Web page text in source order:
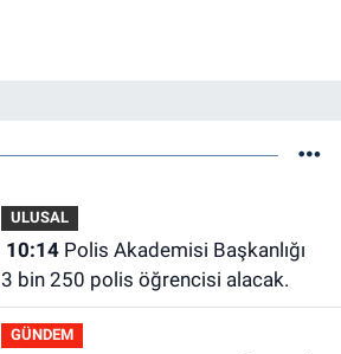
ULUSAL
10:14Polis Akademisi Başkanlığı
3 bin 250 polis öğrencisi alacak.
GÜNDEM